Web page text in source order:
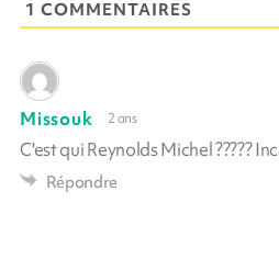
1 COMMENTAIRES
Missouk 2 ans
C'est qui Reynolds Michel ?????
Répondre